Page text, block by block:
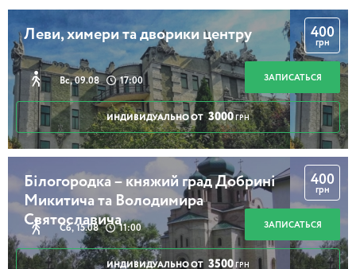
Леви, химери та дворики центру
Вс, 09.08 17:00
400
грн
ЗАПИСАТЬСЯ
ИНДИВИДУАЛЬНО ОТ 3000 ГРН
Білогородка – княжий град Добрині
Микитича та Володимира
Святославича
Сб, 15.08 11:00
400
грн
ЗАПИСАТЬСЯ
ИНДИВИДУАЛЬНО ОТ 3500 ГРН